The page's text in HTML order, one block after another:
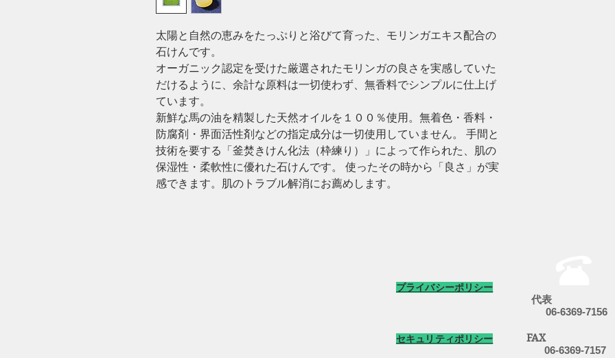
太陽と自然の恵みをたっぷりと浴びて育った、モリンガエキス配合の
石けんです。
オーガニック認定を受けた厳選されたモリンガの良さを実感していた
だけるように、余計な原料は一切使わず、無香料でシンプルに仕上げ
ています。
新鮮な馬の油を精製した天然オイルを１００％使用。無着色・香料・
防腐剤・界面活性剤などの指定成分は一切使用していません。 手間と
技術を要する「釜焚きけん化法（枠練り）」によって作られた、肌の
保湿性・柔軟性に優れた石けんです。 使ったその時から「良さ」が実
感できます。肌のトラブル解消にお薦めします。
プライバシーポリシー
セキュリティポリシー
代表
06-6369-7156
FAX
06-6369-7157